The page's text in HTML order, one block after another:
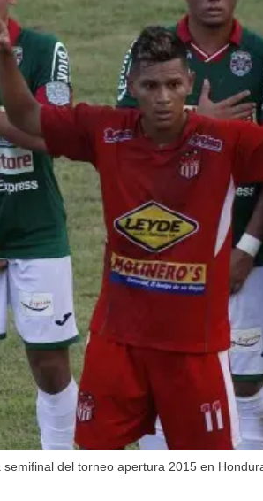
del torneo apertura 2015 en